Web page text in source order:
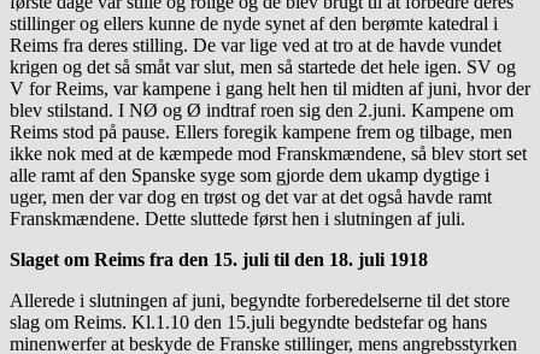
stillinger og ellers kunne de nyde synet af den berømte katedral i
Reims fra deres stilling. De var lige ved at tro at de havde vundet
krigen og det så småt var slut, men så startede det hele igen. SV og
V for Reims, var kampene i gang helt hen til midten af juni, hvor der
blev stilstand. I NØ og Ø indtraf roen sig den 2.juni. Kampene om
Reims stod på pause. Ellers foregik kampene frem og tilbage, men
ikke nok med at de kæmpede mod Franskmændene, så blev stort set
alle ramt af den Spanske syge som gjorde dem ukamp dygtige i
uger, men der var dog en trøst og det var at det også havde ramt
Franskmændene. Dette sluttede først hen i slutningen af juli.
Slaget om Reims fra den 15. juli til den 18. juli 1918
Allerede i slutningen af juni, begyndte forberedelserne til det store
slag om Reims. Kl.1.10 den 15.juli begyndte bedstefar og hans
minenwerfer at beskyde de Franske stillinger, mens angrebsstyrken